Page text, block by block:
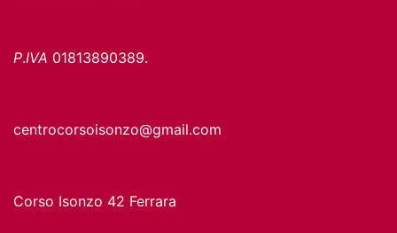
P.IVA 01813890389.
centrocorsoisonzo@gmail.com
Corso Isonzo 42 Ferrara